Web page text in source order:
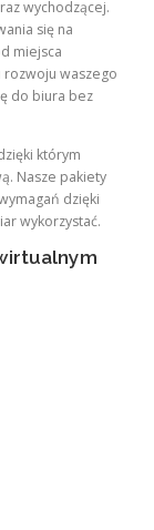
wychodzącej.
się na
miejsca
rozwoju waszego
do biura bez
którym
Nasze pakiety
dzięki
wykorzystać.